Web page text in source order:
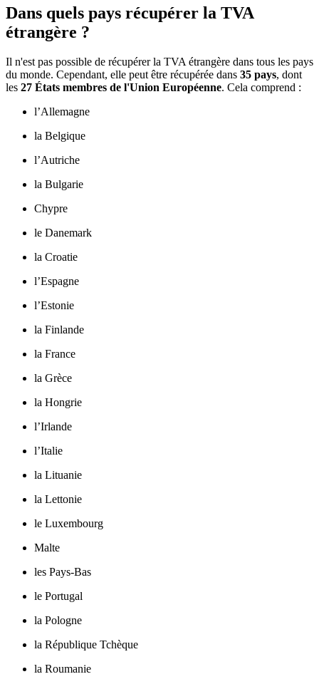
Dans quels pays récupérer la TVA
étrangère ?
Il n'est pas possible de récupérer la TVA étrangère dans tous les pays
du monde. Cependant, elle peut être récupérée dans 35 pays, dont
les 27 États membres de l'Union Européenne. Cela comprend :
l’Allemagne
la Belgique
l’Autriche
la Bulgarie
Chypre
le Danemark
la Croatie
l’Espagne
l’Estonie
la Finlande
la France
la Grèce
la Hongrie
l’Irlande
l’Italie
la Lituanie
la Lettonie
le Luxembourg
Malte
les Pays-Bas
le Portugal
la Pologne
la République Tchèque
la Roumanie